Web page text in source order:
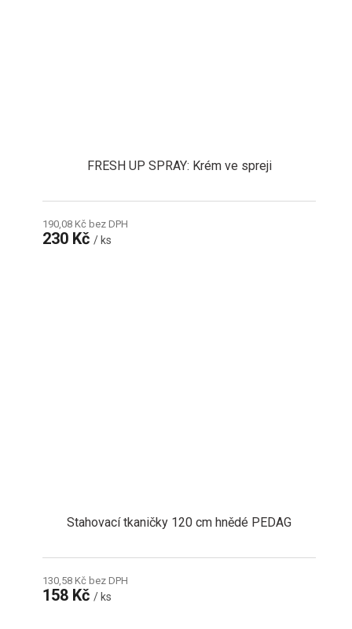
FRESH UP SPRAY: Krém ve spreji
190,08 Kč bez DPH
230 Kč/ ks
Stahovací tkaničky 120 cm hnědé PEDAG
130,58 Kč bez DPH
158 Kč/ ks